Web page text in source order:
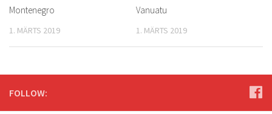
Montenegro
1. MÄRTS 2019
Vanuatu
1. MÄRTS 2019
FOLLOW: